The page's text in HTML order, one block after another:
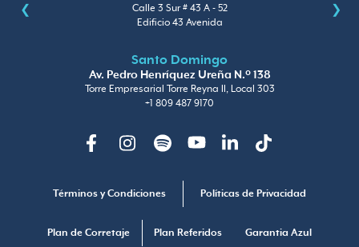
Calle 3 Sur # 43 A - 52
Edificio 43 Avenida
Santo Domingo
Av. Pedro Henríquez Ureña N.º 138
Torre Empresarial Torre Reyna II, Local 303
+1 809 487 9170
Términos y Condiciones Políticas de Privacidad
Plan de Corretaje Plan Referidos Garantia Azul
FacebookInstagramSpotify YoutubeLinkedinTikTok